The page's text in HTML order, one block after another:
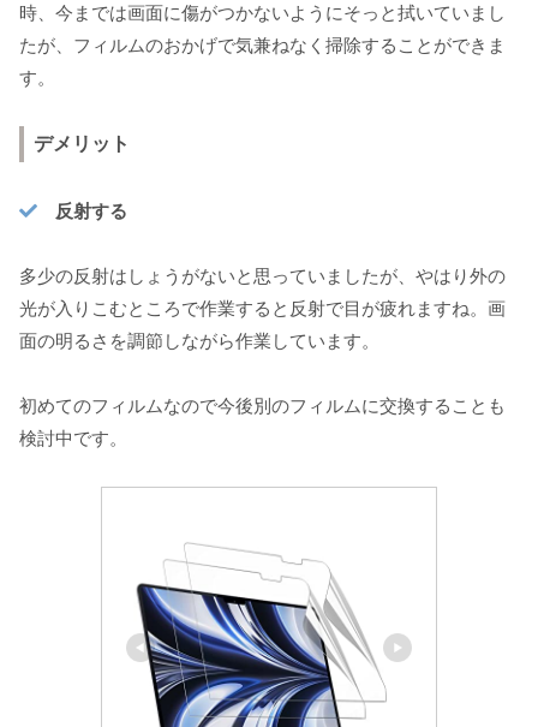
時、今までは画面に傷がつかないようにそっと拭いていまし
たが、フィルムのおかげで気兼ねなく掃除することができま
す。
デメリット
反射する
多少の反射はしょうがないと思っていましたが、やはり外の
光が入りこむところで作業すると反射で目が疲れますね。画
面の明るさを調節しながら作業しています。
初めてのフィルムなので今後別のフィルムに交換することも
検討中です。